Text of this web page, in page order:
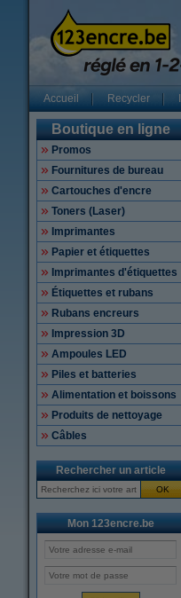
Accueil Recycler
Boutique en ligne
Promos
Fournitures de bureau
Cartouches d'encre
Toners (Laser)
Imprimantes
Papier et étiquettes
Imprimantes d'étiquettes
Étiquettes et rubans
Rubans encreurs
Impression 3D
Ampoules LED
Piles et batteries
Alimentation et boissons
Produits de nettoyage
Câbles
Rechercher un article
OK
Mon 123encre.be